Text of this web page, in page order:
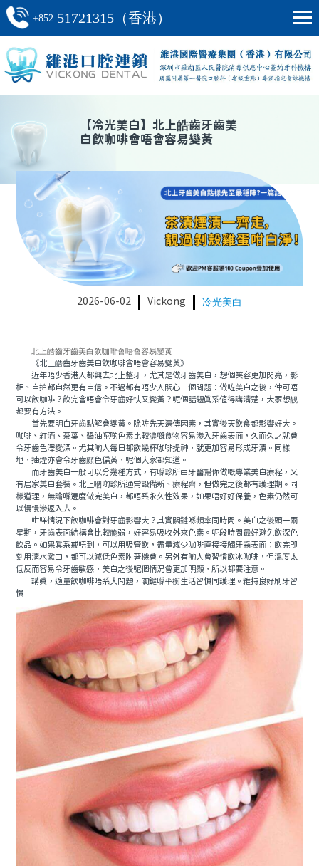
+852 51721315（香港）
【冷光美白】 北上皓齒牙齒美
白飲咖啡會唔會容易變黃
2026-06-02 Vickong 冷光美白
北上皓齒牙齒美白飲咖啡會唔會容易變黃
《北上皓齒牙齒美白飲咖啡會唔會容易變黃》
近年唔少香港人都興去北上整牙，尤其是做牙齒美白，想個笑容更加閃亮，影
相、自拍都自然更有自信。不過都有唔少人關心一個問題：做咗美白之後，仲可唔
可以飲咖啡？飲完會唔會令牙齒好快又變黃？呢個話題真系值得講清楚，大家想靓
都要有方法。
首先要明白牙齒點解會變黃。除咗先天遺傳因素，其實後天飲食都影響好大。
咖啡、紅酒、茶葉、醬油呢啲色素比較濃嘅食物容易滲入牙齒表面，久而久之就會
令牙齒色澤變深。尤其啲人每日都飲幾杯咖啡提神，就更加容易形成牙漬。同樣
地，抽煙亦會令牙齒顔色偏黃，呢個大家都知道。
而牙齒美白一般可以分幾種方式，有喺診所由牙醫幫你做嘅專業美白療程，又
有居家美白套裝。北上嗰啲診所通常設備新、療程齊，但做完之後都有護理期。同
樣道理，無論喺邊度做完美白，都唔系永久性效果，如果唔好好保養，色素仍然可
以慢慢滲返入去。
咁咩情況下飲咖啡會對牙齒影響大？其實關鍵喺頻率同時間。美白之後頭一兩
星期，牙齒表面結構會比較脆弱，好容易吸收外來色素。呢段時間最好避免飲深色
飲品。如果真系戒唔到，可以用吸管飲，盡量減少咖啡直接接觸牙齒表面；飲完即
刻用清水漱口，都可以減低色素附著機會。另外有啲人會習慣飲冰咖啡，但溫度太
低反而容易令牙齒敏感，美白之後呢個情況會更加明顯，所以都要注意。
講真，適量飲咖啡唔系大問題，關鍵喺平衡生活習慣同護理。維持良好刷牙習
慣——